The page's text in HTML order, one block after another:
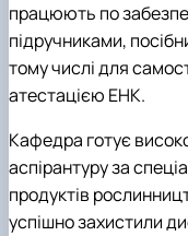
працюють по
підручниками,
тому числі для
атестацією ЕНК.
Кафедра готує
аспірантуру за
продуктів
успішно захистили